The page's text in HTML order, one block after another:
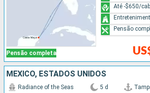
Pensão completa
Até -$650/
Pensão
MÉXICO, ESTADOS UNIDOS
Radiance of the Seas 5 d